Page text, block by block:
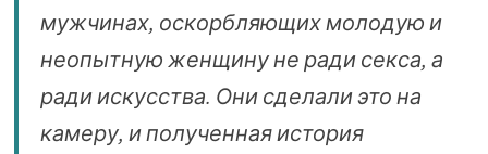
мужчинах, оскорбляющих молодую и
неопытную женщину не ради секса, а
ради искусства. Они сделали это на
камеру, и полученная история